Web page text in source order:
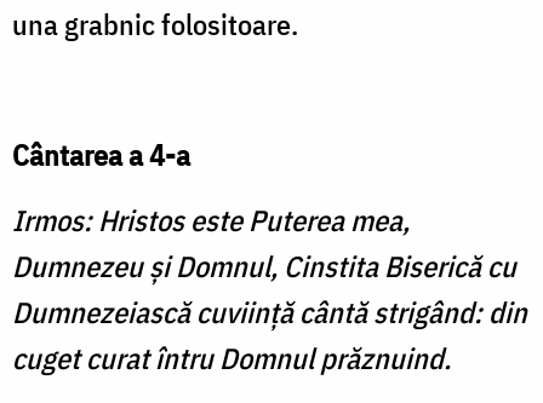
una grabnic folositoare.
Cântarea a 4-a
Irmos: Hristos este Puterea mea,
Dumnezeu şi Domnul, Cinstita Biserică cu
Dumnezeiască cuviinţă cântă strigând: din
cuget curat întru Domnul prăznuind.